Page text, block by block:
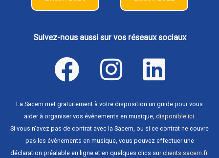
Suivez-nous aussi sur vos réseaux sociaux
La Sacem met gratuitement à votre disposition un guide pour vous
aider à organiser vos évènements en musique, disponible ici.
Si vous n'avez pas de contrat avec la Sacem, ou si ce contrat ne couvre
pas les évènements en musique, vous pouvez effectuer une
déclaration préalable en ligne et en quelques clics surclients.sacem.fr.